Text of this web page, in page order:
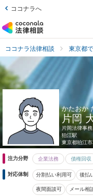
ココナラへ
ココナラ法律相談 東京都
かたおか
片岡
片岡法律事
狛江駅
東京都狛江
注力分野 企業法務 債権回収
対応体制 分割払い利用可 後払
夜間面談可 メール相